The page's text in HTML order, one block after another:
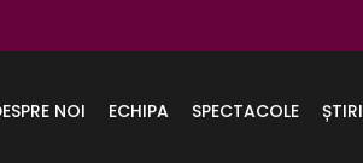
NOI ECHIPA SPECTACOLE ȘTIRI